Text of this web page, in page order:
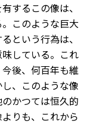
するこの像は、
このような巨大
という行為は、
している。これ
後、何百年も維
、このような像
かつては恒久的
りも、これから